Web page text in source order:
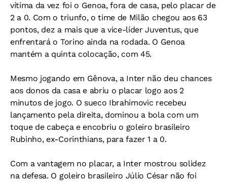
vítima da vez foi o Genoa, fora de casa, pelo placar de
2 a 0. Com o triunfo, o time de Milão chegou aos 63
pontos, dez a mais que a vice-líder Juventus, que
enfrentará o Torino ainda na rodada. O Genoa
mantém a quinta colocação, com 45.
Mesmo jogando em Gênova, a Inter não deu chances
aos donos da casa e abriu o placar logo aos 2
minutos de jogo. O sueco Ibrahimovic recebeu
lançamento pela direita, dominou a bola com um
toque de cabeça e encobriu o goleiro brasileiro
Rubinho, ex-Corinthians, para fazer 1 a 0.
Com a vantagem no placar, a Inter mostrou solidez
na defesa. O goleiro brasileiro Júlio César não foi